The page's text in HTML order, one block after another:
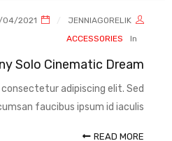
JENNIAGORELIK
In
ACCESSORIES
Solo Cinematic Dream
adipiscing elit. Sed
faucibus ipsum id iaculis.
READ MORE